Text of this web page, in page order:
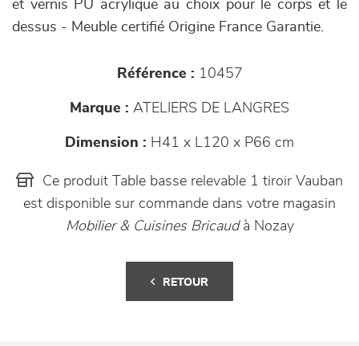
et vernis PU acrylique au choix pour le corps et le
dessus - Meuble certifié Origine France Garantie.
Référence : 10457
Marque : ATELIERS DE LANGRES
Dimension : H41 x L120 x P66 cm
Ce produit Table basse relevable 1 tiroir Vauban
est disponible sur commande dans votre magasin
Mobilier & Cuisines Bricaudà Nozay
RETOUR